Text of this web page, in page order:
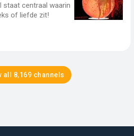
staat centraal waarin
of liefde zit!
all 8,169 channels